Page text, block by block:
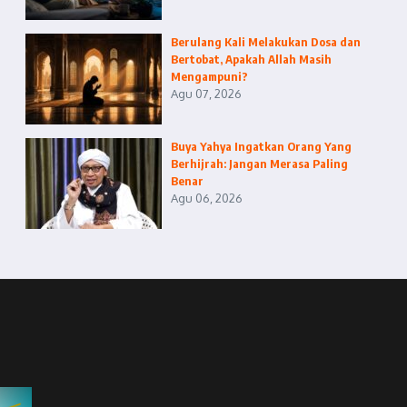
Berulang Kali Melakukan Dosa dan
Bertobat, Apakah Allah Masih
Mengampuni?
Agu 07, 2026
Buya Yahya Ingatkan Orang Yang
Berhijrah: Jangan Merasa Paling
Benar
Agu 06, 2026